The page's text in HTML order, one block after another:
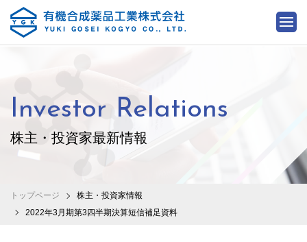
Investor Relations
株主・投資家最新情報
トップページ
株主・投資家情報
2022年3月期第3四半期決算短信補足資料